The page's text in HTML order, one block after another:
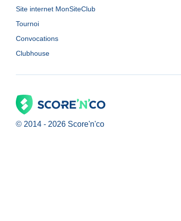
Site internet MonSiteClub
Tournoi
Convocations
Clubhouse
© 2014 - 2026 Score'n'co